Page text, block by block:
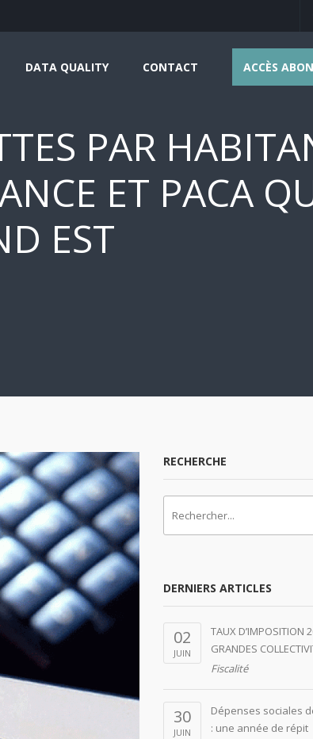
DATA QUALITY CONTACT ACCÈS
PAR
ET PACA
EST
RECHERCHE
DERNIERS ARTICLES
02
JUIN
TAUX D’IMPOSITION
GRANDES
Fiscalité
30
JUIN
Dépenses sociales
: une année de répit